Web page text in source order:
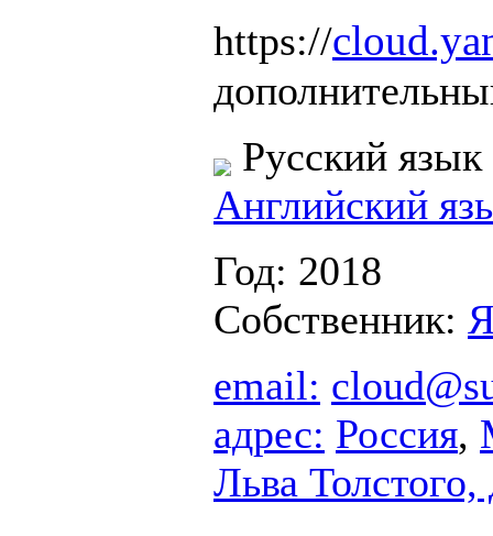
https://
Русский язык
Английский
Год: 2018
Собственник:
email:
адрес: Россия,
Льва Толстого,